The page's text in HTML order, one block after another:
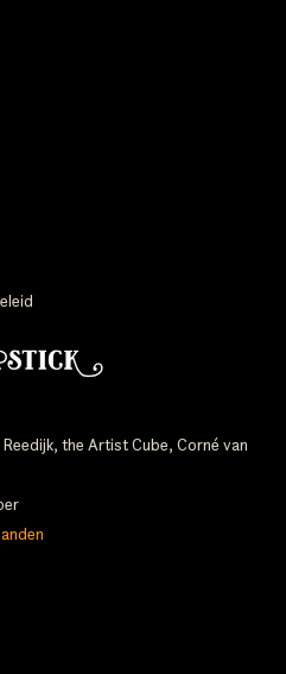
Reedijk, the Artist Cube, Corné van